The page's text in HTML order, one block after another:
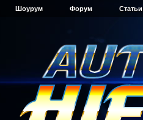
Шоурум Форум Статьи